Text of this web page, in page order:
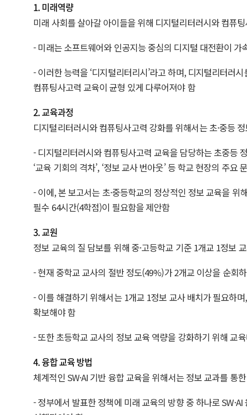
1. 미래역량
미래 사회를 살아갈 아이들을 위해 디지털리터러시와 컴퓨
- 미래는 소프트웨어와 인공지능 중심의 디지털 대전환이
- 이러한 능력을 ‘디지털리터리시’라고 하며, 디지털리터러
컴퓨팅사고력 교육이 균형 있게 다루어져야 함
2. 교육과정
디지털리터러시와 컴퓨팅사고력 강화를 위해서는 초·중등
- 디지털리터러시와 컴퓨팅사고력 교육을 담당하는 초중등
‘교육 기회의 격차’, ‘정보 교사 번아웃’ 등 학교 현장의 주
- 이에, 본 보고서는 초·중등학교의 정상적인 정보 교육을 위
필수 64시간(4학점)이 필요함을 제안함
3. 교원
정보 교육의 질 담보를 위해 중·고등학교 기준 1개교 1정보
- 현재 중학교 교사의 절반 정도(49%)가 2개교 이상을 순회
- 이를 해결하기 위해서는 1개교 1정보 교사 배치가 필요하
확보해야 함
- 또한 초등학교 교사의 정보 교육 역량을 강화하기 위해 교
4. 융합 교육 방법
체계적인 SW·AI 기반 융합 교육을 위해서는 정보 교과를
- 정부에서 발표한 정책에 미래 교육의 방향 중 하나로